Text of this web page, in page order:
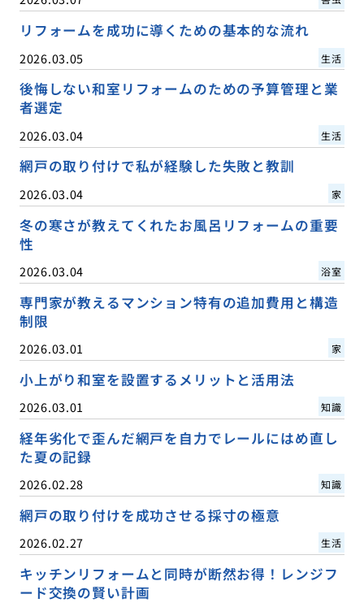
リフォームを成功に導くための基本的な流れ
2026.03.05 生活
後悔しない和室リフォームのための予算管理と業
者選定
2026.03.04 生活
網戸の取り付けで私が経験した失敗と教訓
2026.03.04 家
冬の寒さが教えてくれたお風呂リフォームの重要
性
2026.03.04 浴室
専門家が教えるマンション特有の追加費用と構造
制限
2026.03.01 家
小上がり和室を設置するメリットと活用法
2026.03.01 知識
経年劣化で歪んだ網戸を自力でレールにはめ直し
た夏の記録
2026.02.28 知識
網戸の取り付けを成功させる採寸の極意
2026.02.27 生活
キッチンリフォームと同時が断然お得！レンジフ
ード交換の賢い計画